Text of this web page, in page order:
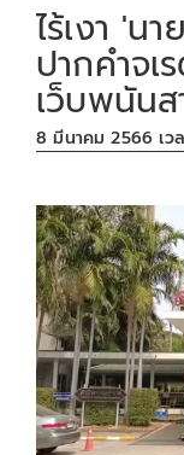
ไร้เงา 'น
ปากคำจ
เว็บพนัน
8 มีนาคม 2566 เว